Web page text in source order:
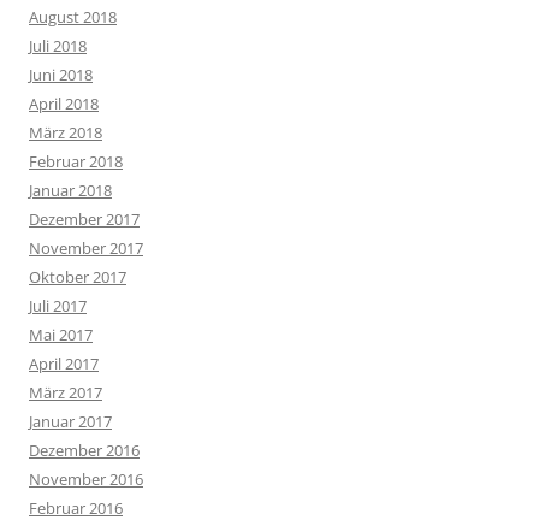
August 2018
Juli 2018
Juni 2018
April 2018
März 2018
Februar 2018
Januar 2018
Dezember 2017
November 2017
Oktober 2017
Juli 2017
Mai 2017
April 2017
März 2017
Januar 2017
Dezember 2016
November 2016
Februar 2016